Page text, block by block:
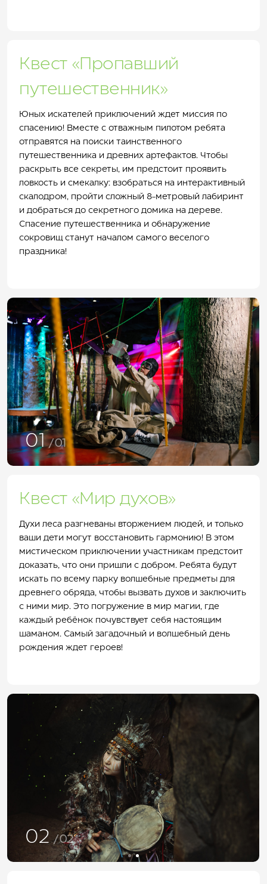
Квест «Пропавший
путешественник»
Юных искателей приключений ждет миссия по
спасению! Вместе с отважным пилотом ребята
отправятся на поиски таинственного
путешественника и древних артефактов. Чтобы
раскрыть все секреты, им предстоит проявить
ловкость и смекалку: взобраться на интерактивный
скалодром, пройти сложный 8-метровый лабиринт
и добраться до секретного домика на дереве.
Спасение путешественника и обнаружение
сокровищ станут началом самого веселого
праздника!
01 /01
01 /02
Квест «Мир духов»
Духи леса разгневаны вторжением людей, и только
ваши дети могут восстановить гармонию! В этом
мистическом приключении участникам предстоит
доказать, что они пришли с добром. Ребята будут
искать по всему парку волшебные предметы для
древнего обряда, чтобы вызвать духов и заключить
с ними мир. Это погружение в мир магии, где
каждый ребёнок почувствует себя настоящим
шаманом. Самый загадочный и волшебный день
рождения ждет героев!